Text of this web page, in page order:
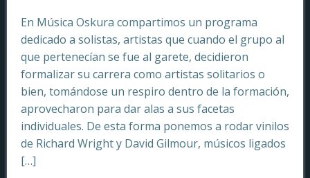
En Música Oskura compartimos un programa
dedicado a solistas, artistas que cuando el grupo al
que pertenecían se fue al garete, decidieron
formalizar su carrera como artistas solitarios o
bien, tomándose un respiro dentro de la formación,
aprovecharon para dar alas a sus facetas
individuales. De esta forma ponemos a rodar vinilos
de Richard Wright y David Gilmour, músicos ligados
[…]